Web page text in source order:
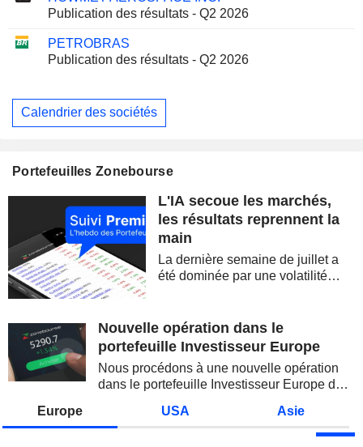
Publication des résultats - Q2 2026
PETROBRAS
Publication des résultats - Q2 2026
Calendrier des sociétés
Portefeuilles Zonebourse
L'IA secoue les marchés,
les résultats reprennent la
main
La dernière semaine de juillet a
été dominée par une volatilité
semi-conducteurs. Les
inquiétudes sur la soutenabilité
Nouvelle opération dans le
portefeuille Investisseur Europe
Nous procédons à une nouvelle opération
dans le portefeuille Investisseur Europe de
Europe USA Asie